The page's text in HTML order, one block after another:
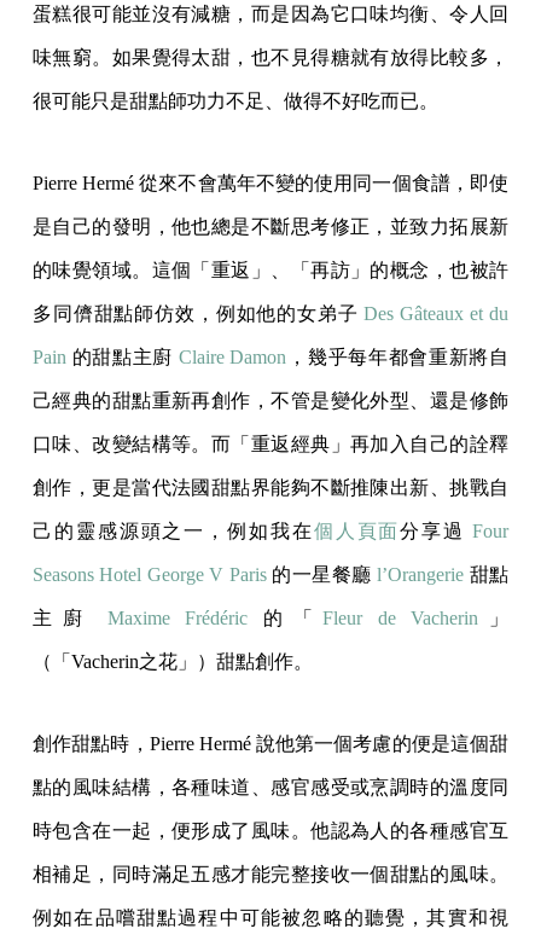
蛋糕很可能並沒有減糖，而是因為它口味均衡、令人回
味無窮。如果覺得太甜，也不見得糖就有放得比較多，
很可能只是甜點師功力不足、做得不好吃而已。
Pierre Hermé 從來不會萬年不變的使用同一個食譜，即使
是自己的發明，他也總是不斷思考修正，並致力拓展新
的味覺領域。這個「重返」、「再訪」的概念，也被許
多同儕甜點師仿效，例如他的女弟子Des Gâteaux et du
Pain 的甜點主廚 Claire Damon ，幾乎每年都會重新將自
己經典的甜點重新再創作，不管是變化外型、還是修飾
口味、改變結構等。而「重返經典」再加入自己的詮釋
創作，更是當代法國甜點界能夠不斷推陳出新、挑戰自
己的靈感源頭之一，例如我在個人頁面分享過Four
Seasons Hotel George V Paris的一星餐廳l’Orangerie 甜點
主廚 Maxime Frédéric 的「Fleur de Vacherin 」
（「Vacherin之花」）甜點創作。
創作甜點時，Pierre Hermé 說他第一個考慮的便是這個甜
點的風味結構，各種味道、感官感受或烹調時的溫度同
時包含在一起，便形成了風味。他認為人的各種感官互
相補足，同時滿足五感才能完整接收一個甜點的風味。
例如在品嚐甜點過程中可能被忽略的聽覺，其實和視